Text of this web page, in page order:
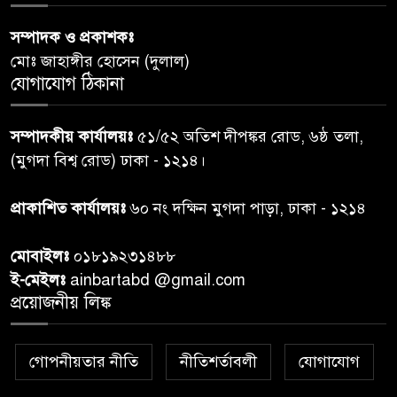
ঝড়বৃষ্টির পূর্বাভাস
৬
অনুশ্রীর, মিলল হারমোনিয়াম
উপহার
৭
২০ আগস্ট রাষ্ট্রপতি নির্বাচন,
বান্দরবান বিজিবি সেক্টর সদর দপ্তর
৯
বান্দরবানের লংলেই পাড়ায়
সম্পাদক ও প্রকাশকঃ
মোঃ জাহাঙ্গীর হোসেন (দুলাল)
যোগাযোগ ঠিকানা
সম্পাদকীয় কার্যালয়ঃ ৫১/৫২ অতিশ দীপঙ্কর রোড, ৬ষ্ঠ তলা,
(মুগদা বিশ্ব রোড) ঢাকা - ১২১৪।
প্রাকাশিত কার্যালয়ঃ৬০ নং দক্ষিন মুগদা পাড়া, ঢাকা - ১২১৪
মোবাইলঃ ০১৮১৯২৩১৪৮৮
ই-মেইলঃ ainbartabd @gmail.com
প্রয়োজনীয় লিঙ্ক
গোপনীয়তার নীতি নীতিশর্তাবলী যোগাযোগ